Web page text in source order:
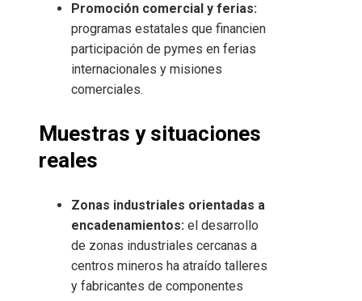
Promoción comercial y ferias:
programas estatales que financien
participación de pymes en ferias
internacionales y misiones
comerciales.
Muestras y situaciones
reales
Zonas industriales orientadas a
encadenamientos: el desarrollo
de zonas industriales cercanas a
centros mineros ha atraído talleres
y fabricantes de componentes